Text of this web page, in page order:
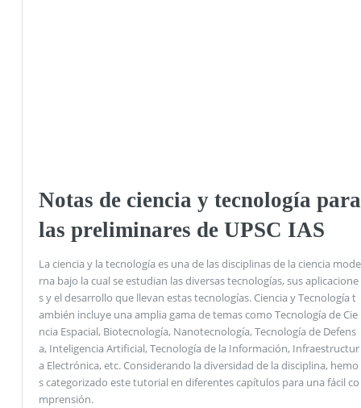
Notas de ciencia y tecnología para
las preliminares de UPSC IAS
La ciencia y la tecnología es una de las disciplinas de la ciencia mode
rna bajo la cual se estudian las diversas tecnologías, sus aplicacione
s y el desarrollo que llevan estas tecnologías. Ciencia y Tecnología t
ambién incluye una amplia gama de temas como Tecnología de Cie
ncia Espacial, Biotecnología, Nanotecnología, Tecnología de Defens
a, Inteligencia Artificial, Tecnología de la Información, Infraestructur
a Electrónica, etc. Considerando la diversidad de la disciplina, hemo
s categorizado este tutorial en diferentes capítulos para una fácil co
mprensión.